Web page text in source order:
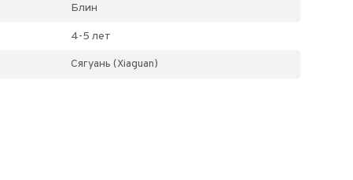
Блин
4-5 лет
Сягуань (Xiaguan)